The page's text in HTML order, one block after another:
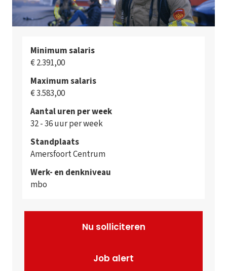
Minimum salaris
€ 2.391,00
Maximum salaris
€ 3.583,00
Aantal uren per week
32 - 36 uur per week
Standplaats
Amersfoort Centrum
Werk- en denkniveau
mbo
Nu solliciteren
Job alert